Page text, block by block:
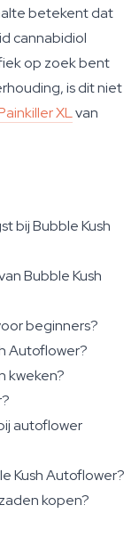
betekent dat
cannabidiol
op zoek bent
is dit niet
XLvan
bij Bubble Kush
Bubble Kush
beginners?
Autoflower?
kweken?
autoflower
Kush Autoflower?
kopen?